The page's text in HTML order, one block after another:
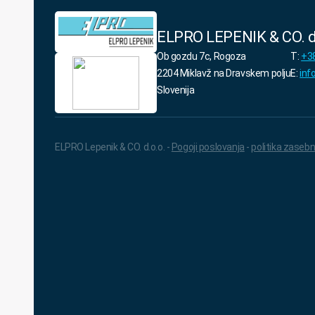
ELPRO LEPENIK & CO.
Ob gozdu 7c, Rogoza
2204 Miklavž na Dravskem polju
Slovenija
T:
E:
ELPRO Lepenik & CO. d.o.o. - Pogoji poslovanja - politika